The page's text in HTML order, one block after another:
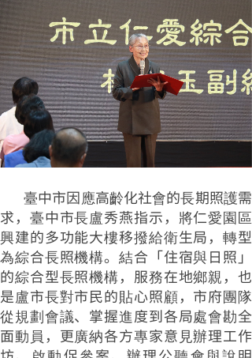
臺中市因應高齡化社會的長期照護需
求，臺中市長盧秀燕指示，將仁愛園區
興建的多功能大樓移撥給衛生局，轉型
為綜合長照機構。結合「住宿與日照」
的綜合型長照機構，服務在地鄉親，也
是盧市長對市民的貼心照顧，市府團隊
從規劃會議、掌握進度到各局處會勘全
面動員，更廣納各方專家意見辦理工作